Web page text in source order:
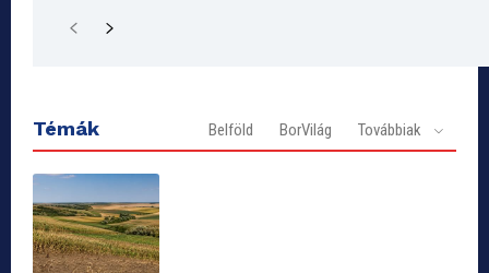
Témák Belföld BorVilág Továbbiak